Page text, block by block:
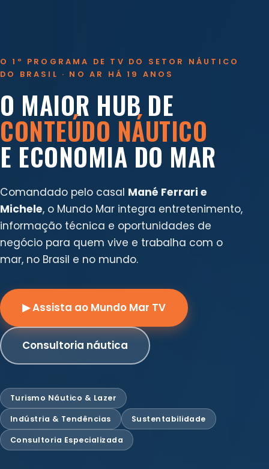
O 1º PROGRAMA DE TV DO SETOR NÁUTICO
DO BRASIL · NO AR HÁ 19 ANOS
O MAIOR HUB DE
CONTEÚDO NÁUTICO
E ECONOMIA DO MAR
Comandado pelo casal Mané Ferrari e
Michele, o Mundo Mar integra entretenimento,
informação técnica e oportunidades de
negócio para quem vive e trabalha com o
mar, no Brasil e no mundo.
▶ Assista ao Mundo Mar TV
Consultoria náutica
Turismo Náutico & Lazer
Indústria & Tendências Sustentabilidade
Consultoria Especializada